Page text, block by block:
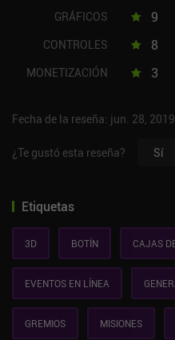
GRÁFICOS 9
CONTROLES 8
MONETIZACIÓN 3
Fecha de la reseña: jun. 28,
¿Te gustó esta reseña? Sí
Etiquetas
3D BOTÍN CAJAS
EVENTOS EN LÍNEA
GREMIOS MISIONES